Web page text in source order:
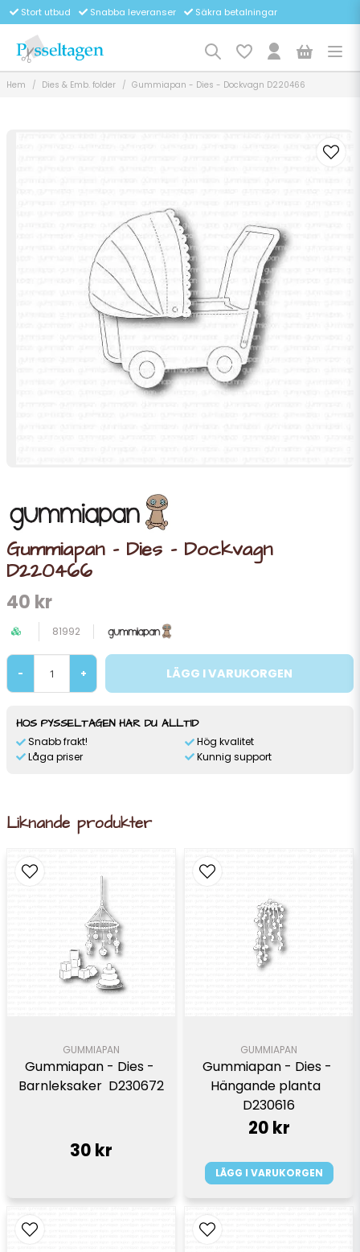
Stort utbud Snabba leveranser Säkra betalningar
Hem Dies & Emb. folder Gummiapan - Dies - Dockvagn D220466
Gummiapan - Dies - Dockvagn
D220466
40 kr
81992
- + LÄGG I VARUKORGEN
HOS PYSSELTAGEN HAR DU ALLTID
Snabb frakt!
Låga priser
Hög kvalitet
Kunnig support
Liknande produkter
GUMMIAPAN
Gummiapan - Dies -
Barnleksaker  D230672
30 kr
GUMMIAPAN
Gummiapan - Dies -
Hängande planta
D230616
20 kr
LÄGG I VARUKORGEN